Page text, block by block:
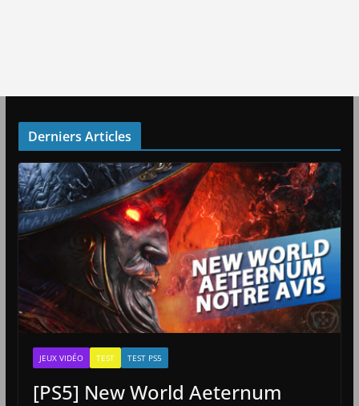
Derniers Articles
JEUX VIDÉO TEST TEST PS5
[PS5] New World Aeternum